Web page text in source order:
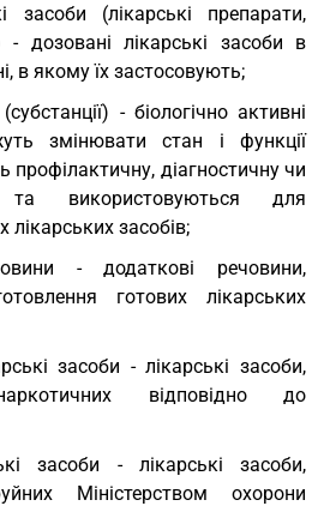
засоби (лікарські препарати,
дозовані лікарські засоби в
в якому їх застосовують;
- біологічно активні
змінювати стан і функції
профілактичну, діагностичну чи
використовуються для
лікарських засобів;
- додаткові речовини,
готових лікарських
засоби - лікарські засоби,
відповідно до
засоби - лікарські засоби,
Міністерством охорони